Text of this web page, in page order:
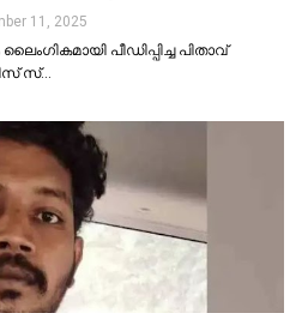
11, 2025
പീഡിപ്പിച്ച പിതാവ്
സ്…